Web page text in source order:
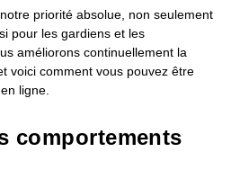
priorité absolue, non seulement
pour les gardiens et les
améliorons continuellement la
voici comment vous pouvez être
ligne.
comportements